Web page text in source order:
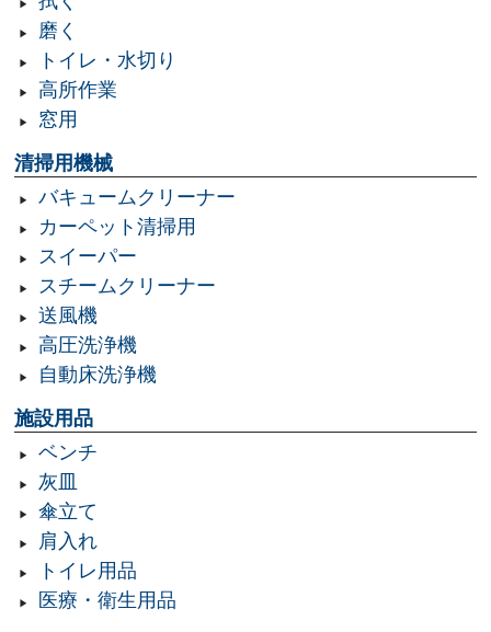
磨く
トイレ・水切り
高所作業
窓用
清掃用機械
バキュームクリーナー
カーペット清掃用
スイーパー
スチームクリーナー
送風機
高圧洗浄機
自動床洗浄機
施設用品
ベンチ
灰皿
傘立て
肩入れ
トイレ用品
医療・衛生用品